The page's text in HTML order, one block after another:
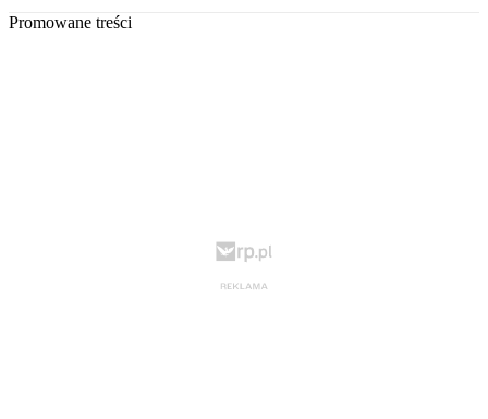
Promowane treści